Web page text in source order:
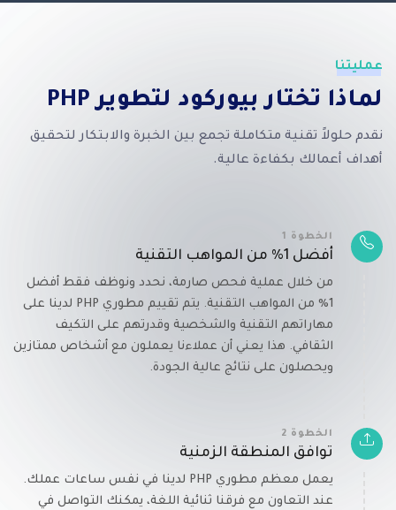
عمليتنا
لماذا تختار بيوركود لتطوير PHP
نقدم حلولاً تقنية متكاملة تجمع بين الخبرة والابتكار لتحقيق
أهداف أعمالك بكفاءة عالية.
الخطوة 1
أفضل 1% من المواهب التقنية
من خلال عملية فحص صارمة، نحدد ونوظف فقط أفضل
1% من المواهب التقنية. يتم تقييم مطوري PHP لدينا على
مهاراتهم التقنية والشخصية وقدرتهم على التكيف
الثقافي. هذا يعني أن عملاءنا يعملون مع أشخاص ممتازين
ويحصلون على نتائج عالية الجودة.
الخطوة 2
توافق المنطقة الزمنية
يعمل معظم مطوري PHP لدينا في نفس ساعات عملك.
عند التعاون مع فرقنا ثنائية اللغة، يمكنك التواصل في